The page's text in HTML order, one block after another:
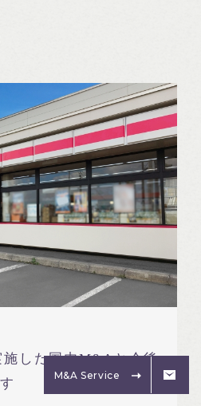
した国内M&Aと今後
M&A Service